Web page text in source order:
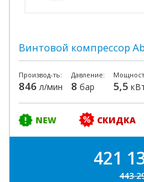
Винтовой компрессор
Производ-ть:
846 л/мин
Давление:
8 бар 5,5
NEW СКИДКА
421
443